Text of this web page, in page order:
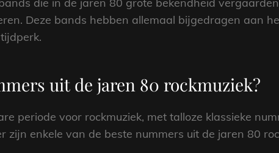
Deze bands hebben allemaal bijgedragen aan
uit de jaren 80 rockmuziek?
periode voor rockmuziek, met talloze klassieke
zijn enkele van de beste nummers uit de jaren 80